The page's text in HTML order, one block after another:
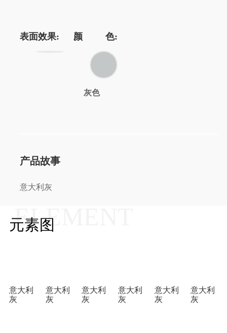
表面效果: 颜 色:
灰色
产品故事
意大利灰
元素图
ELEMENT
意大利
灰
意大利
灰
意大利
灰
意大利
灰
意大利
灰
意大利
灰